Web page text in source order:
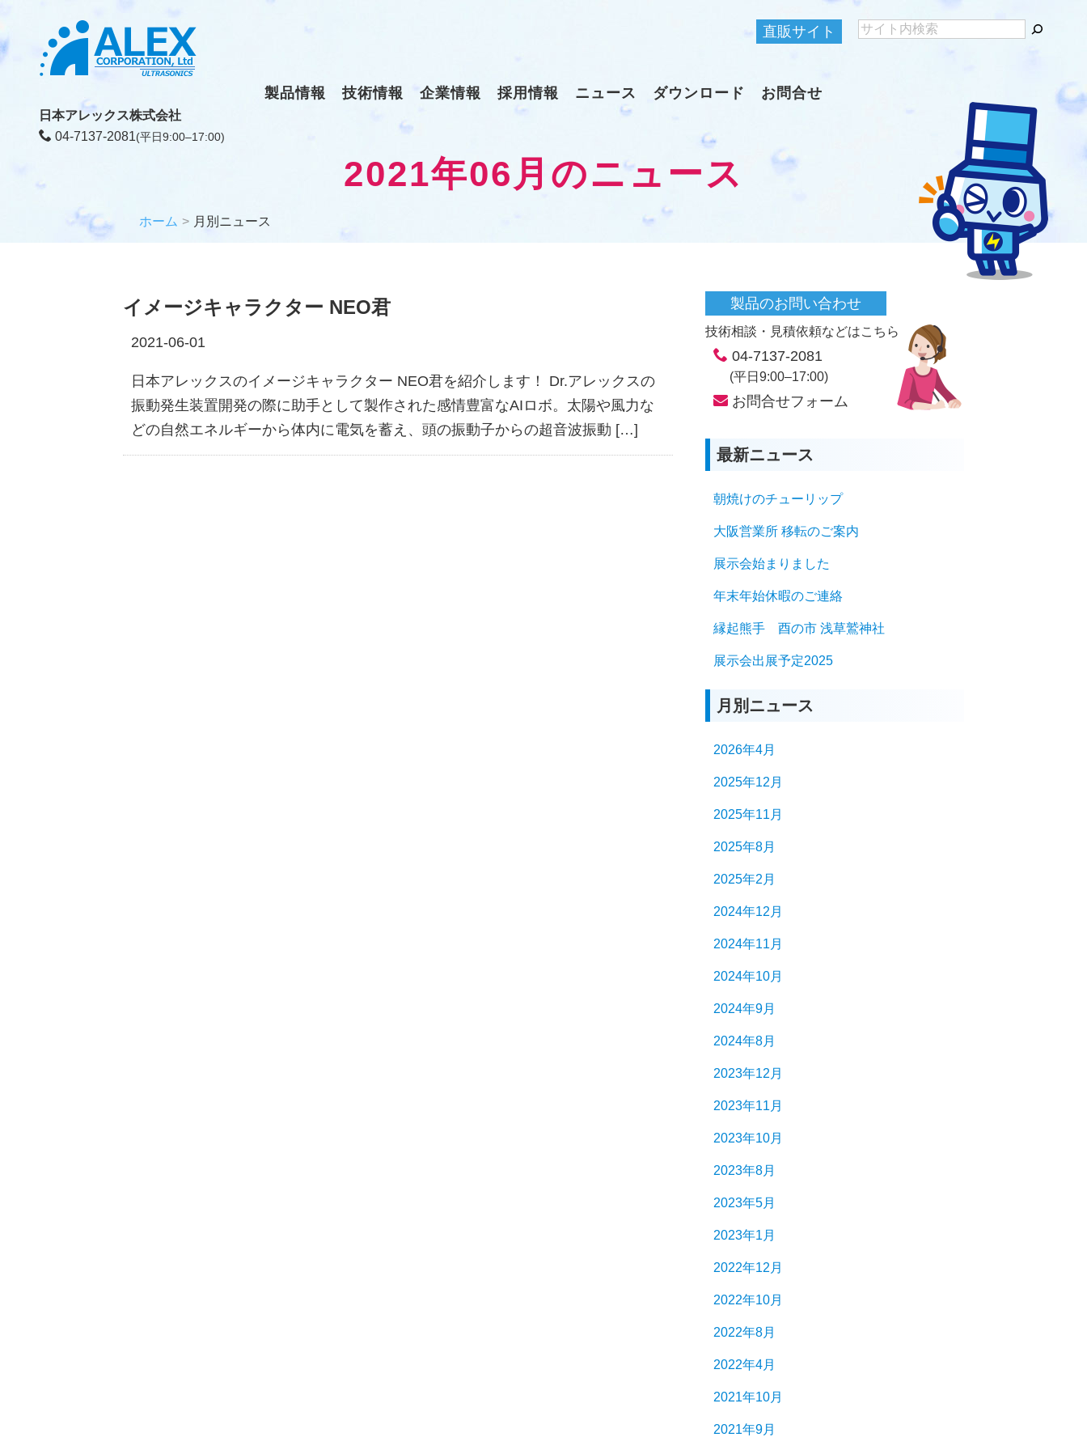
直販サイト
製品情報 技術情報 企業情報 採用情報 ニュース ダウンロード お問合せ
日本アレックス株式会社
04-7137-2081(平日9:00–17:00)
2021年06月のニュース
ホーム 月別ニュース
イメージキャラクター NEO君
2021-06-01
日本アレックスのイメージキャラクター NEO君を紹介します！ Dr.アレックスの
振動発生装置開発の際に助手として製作された感情豊富なAIロボ。太陽や風力な
どの自然エネルギーから体内に電気を蓄え、頭の振動子からの超音波振動 […]
製品のお問い合わせ
技術相談・見積依頼などはこちら
04-7137-2081
(平日9:00–17:00)
お問合せフォーム
最新ニュース
朝焼けのチューリップ
大阪営業所 移転のご案内
展示会始まりました
年末年始休暇のご連絡
縁起熊手 酉の市 浅草鷲神社
展示会出展予定2025
月別ニュース
2026年4月
2025年12月
2025年11月
2025年8月
2025年2月
2024年12月
2024年11月
2024年10月
2024年9月
2024年8月
2023年12月
2023年11月
2023年10月
2023年8月
2023年5月
2023年1月
2022年12月
2022年10月
2022年8月
2022年4月
2021年10月
2021年9月